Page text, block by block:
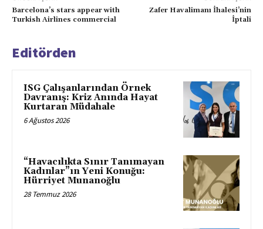
Barcelona’s stars appear with
Turkish Airlines commercial
Zafer Havalimanı İhalesi’nin
İptali
Editörden
ISG Çalışanlarından Örnek
Davranış: Kriz Anında Hayat
Kurtaran Müdahale
6 Ağustos 2026
“Havacılıkta Sınır Tanımayan
Kadınlar”ın Yeni Konuğu:
Hürriyet Munanoğlu
28 Temmuz 2026